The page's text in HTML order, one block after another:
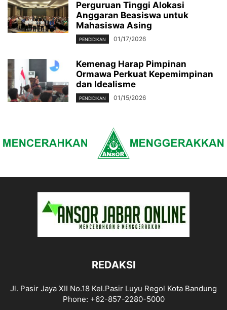
Perguruan Tinggi Alokasi
Anggaran Beasiswa untuk
Mahasiswa Asing
PENDIDIKAN 01/17/2026
Kemenag Harap Pimpinan
Ormawa Perkuat Kepemimpinan
dan Idealisme
PENDIDIKAN 01/15/2026
REDAKSI
Jl. Pasir Jaya XII No.18 Kel.Pasir Luyu Regol Kota Bandung
Phone: +62-857-2280-5000